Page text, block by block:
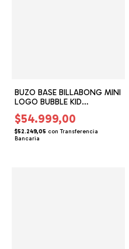
BUZO BASE BILLABONG MINI
LOGO BUBBLE KID
(BG156143)
$54.999,00
$52.249,05 con Transferencia
Bancaria